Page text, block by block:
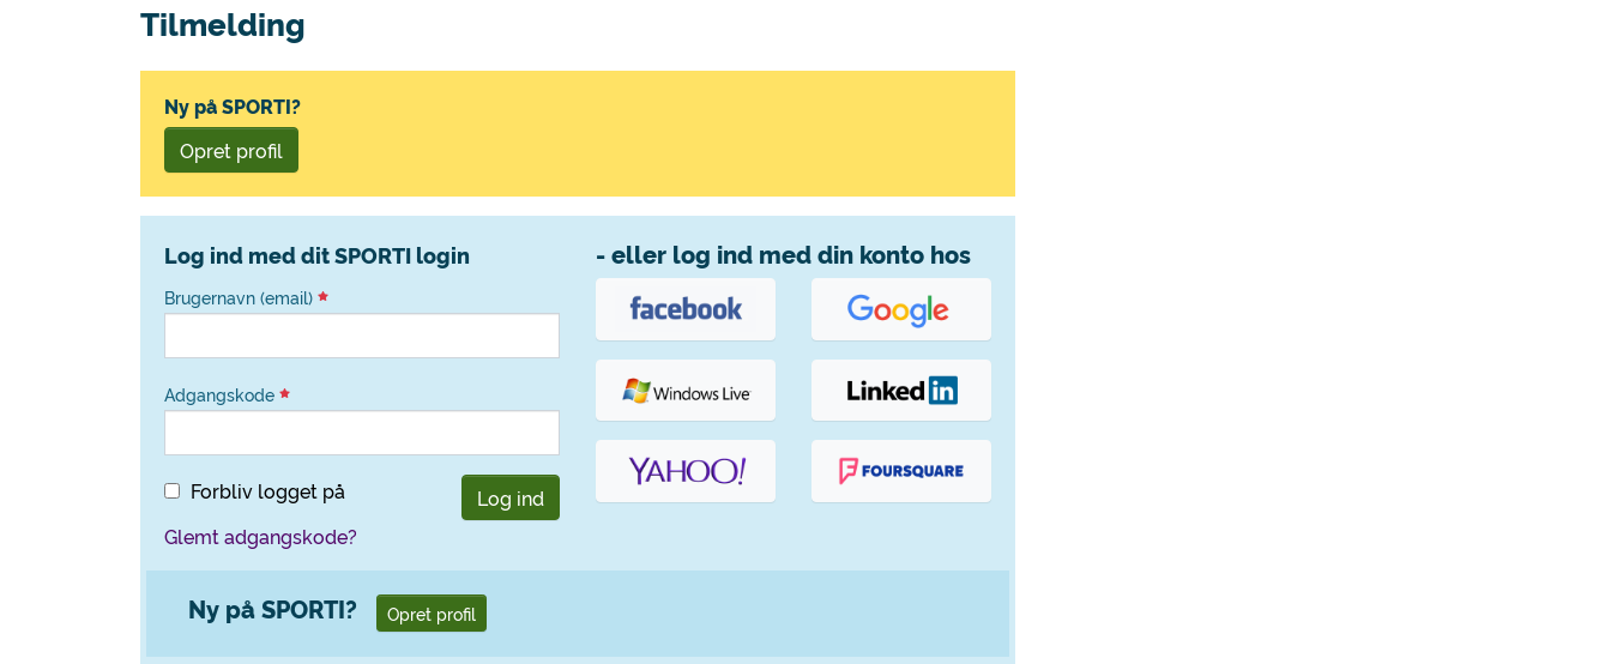
Tilmelding
Ny på SPORTI?
Opret profil
Log ind med dit SPORTI login
Brugernavn (email)
Adgangskode
Forbliv logget på
Log ind
Glemt adgangskode?
- eller log ind med din konto hos
Ny på SPORTI? Opret profil